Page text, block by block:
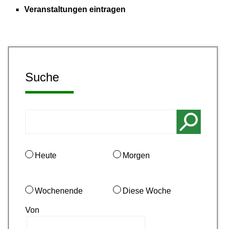
Veranstaltungen eintragen
Suche
Heute Morgen
Wochenende Diese Woche
Von